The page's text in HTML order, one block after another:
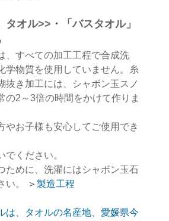
タオル>>・「バスタオル」
、すべての加工工程で合成洗
学物質を使用していません。糸
抜き加工には、シャボン玉スノ
の2～3倍の時間をかけて作りま
やお子様も安心してご使用でき
でください。
ために、洗濯にはシャボン玉石
い。
＞製造工程
は、タオルの名産地、愛媛県今